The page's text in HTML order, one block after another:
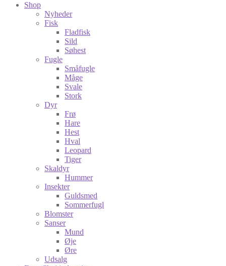
Shop
Nyheder
Fisk
Fladfisk
Sild
Søhest
Fugle
Småfugle
Måge
Svale
Stork
Dyr
Frø
Hare
Hest
Hval
Leopard
Tiger
Skaldyr
Hummer
Insekter
Guldsmed
Sommerfugl
Blomster
Sanser
Mund
Øje
Øre
Udsalg